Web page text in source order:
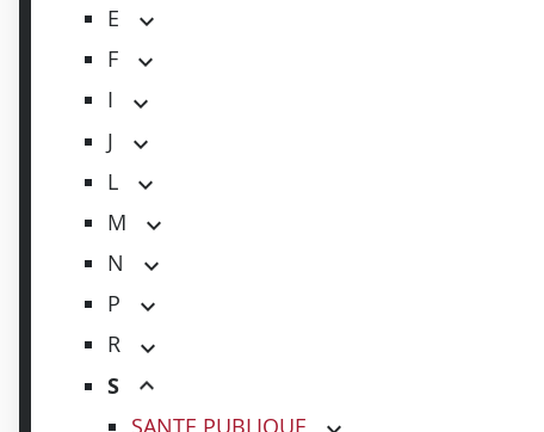
E
F
I
J
L
M
N
P
R
S
SANTE PUBLIQUE